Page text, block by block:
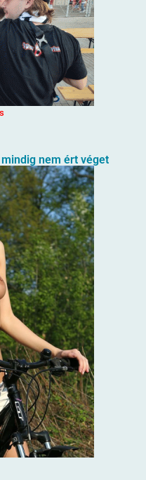
nem ért véget